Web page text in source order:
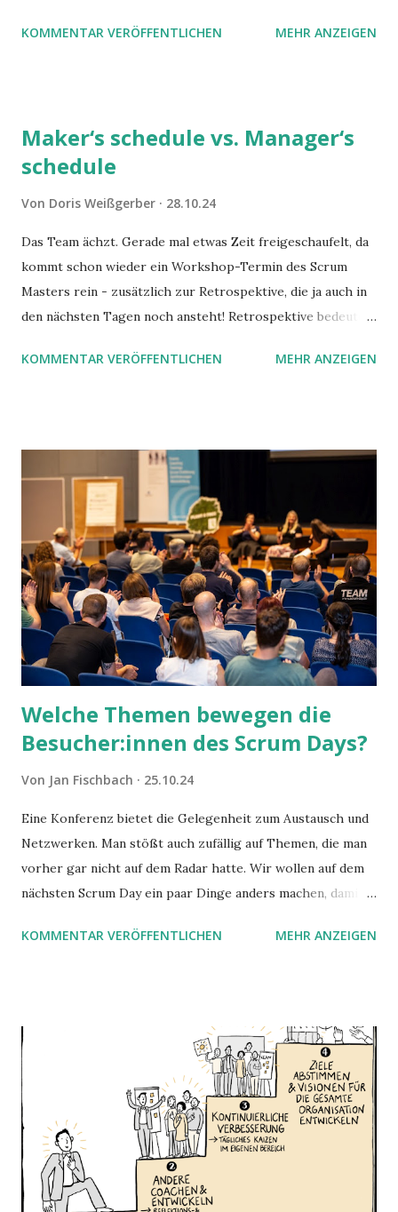
KOMMENTAR VERÖFFENTLICHEN MEHR ANZEIGEN
Maker‘s schedule vs. Manager‘s
schedule
Von Doris Weißgerber 28.10.24
Das Team ächzt. Gerade mal etwas Zeit freigeschaufelt, da
kommt schon wieder ein Workshop-Termin des Scrum
Masters rein - zusätzlich zur Retrospektive, die ja auch in
den nächsten Tagen noch ansteht! Retrospektive bedeutet
wiedermal Überstunden am Schreibtisch gemacht werden
KOMMENTAR VERÖFFENTLICHEN MEHR ANZEIGEN
Welche Themen bewegen die
Besucher:innen des Scrum Days?
Von Jan Fischbach 25.10.24
Eine Konferenz bietet die Gelegenheit zum Austausch und
Netzwerken. Man stößt auch zufällig auf Themen, die man
vorher gar nicht auf dem Radar hatte. Wir wollen auf dem
nächsten Scrum Day ein paar Dinge anders machen, damit
wollen wir wissen, was Euch bewegt. Macht bei unserer
KOMMENTAR VERÖFFENTLICHEN MEHR ANZEIGEN